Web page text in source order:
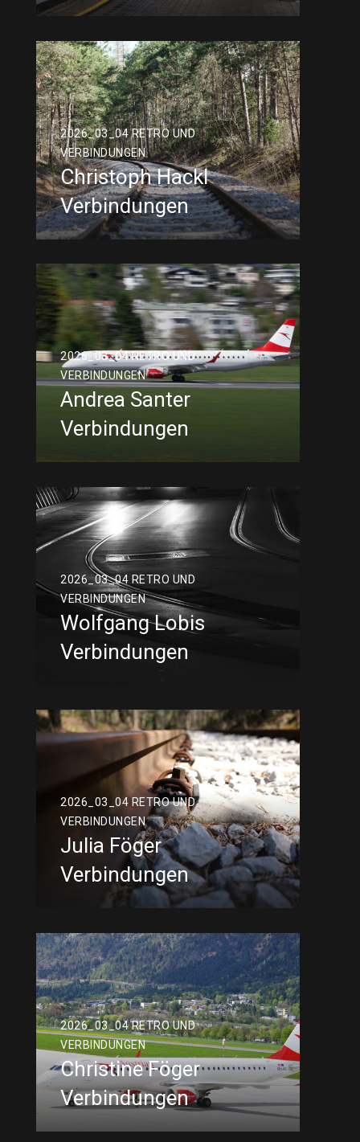
2026_03_04 RETRO UND
VERBINDUNGEN
Christoph Hackl
Verbindungen
2026_03_04 RETRO UND
VERBINDUNGEN
Andrea Santer
Verbindungen
2026_03_04 RETRO UND
VERBINDUNGEN
Wolfgang Lobis
Verbindungen
2026_03_04 RETRO UND
VERBINDUNGEN
Julia Föger
Verbindungen
2026_03_04 RETRO UND
VERBINDUNGEN
Christine Föger
Verbindungen